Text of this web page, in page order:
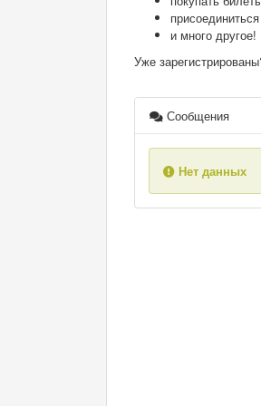
и много другое!
Уже
Сообщения
Нет данных